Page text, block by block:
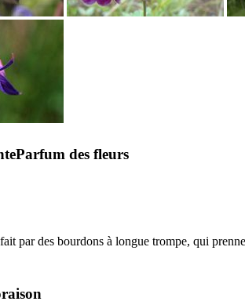
Parfum des fleurs
par des bourdons à longue trompe, qui